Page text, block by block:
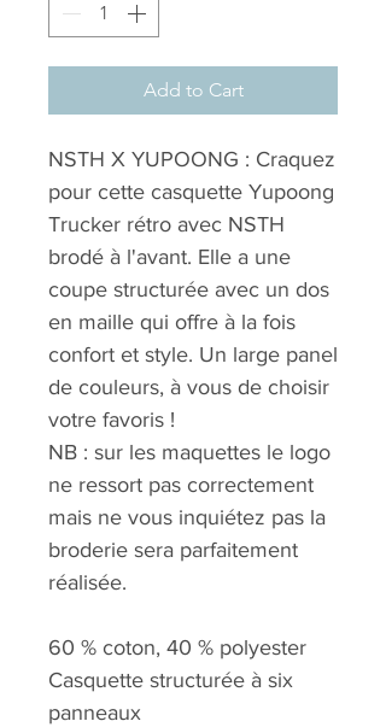
Add to Cart
NSTH X YUPOONG : Craquez
pour cette casquette Yupoong
Trucker rétro avec NSTH
brodé à l'avant. Elle a une
coupe structurée avec un dos
en maille qui offre à la fois
confort et style. Un large panel
de couleurs, à vous de choisir
votre favoris !
NB : sur les maquettes le logo
ne ressort pas correctement
mais ne vous inquiétez pas la
broderie sera parfaitement
réalisée.
60 % coton, 40 % polyester
Casquette structurée à six
panneaux